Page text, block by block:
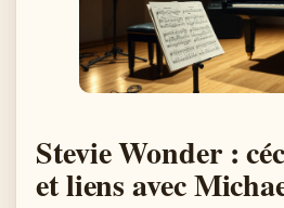
Stevie Wonder :
et liens avec